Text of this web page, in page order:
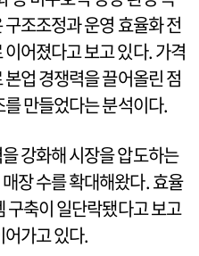
조조정과 운영 효율화 전
어졌다고 보고 있다. 가격
업 경쟁력을 끌어올린 점
만들었다는 분석이다.
강화해 시장을 압도하는
장 수를 확대해왔다. 효율
구축이 일단락됐다고 보고
가고 있다.